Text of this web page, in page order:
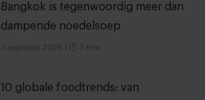
Bangkok is tegenwoordig meer dan
dampende noedelsoep
3 augustus 2026 3 min
10 globale foodtrends: van